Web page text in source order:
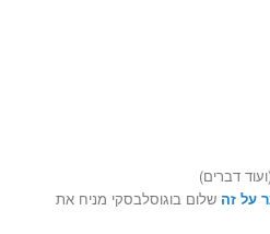
דברים)
על זה שלום בוגוסלבסקי מניח את